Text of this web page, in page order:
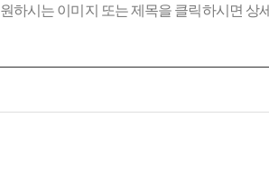
원하시는 이미지 또는 제목을 클릭하시면 상